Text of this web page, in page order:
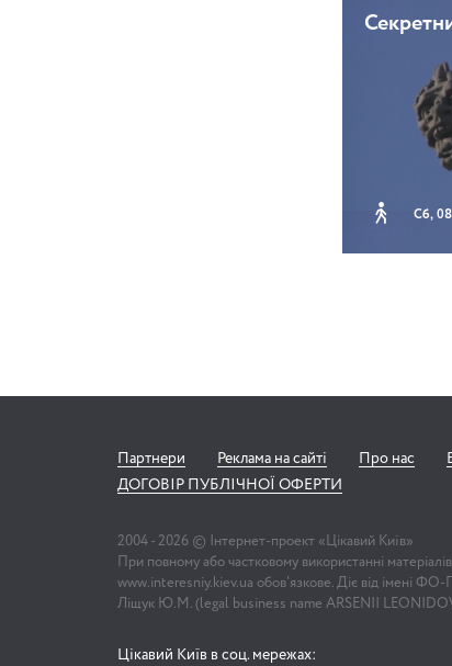
Сб,
Партнери Реклама на сайті Про нас
ДОГОВІР ПУБЛІЧНОЇ ОФЕРТИ
2004 - 2026 © Інтернет-проект «Цікавий Київ»
При повному або частковому використанні
www.interesniy.kiev.ua обов'язкове. Діє від імені
Ліщук Ю.М. (legal business name ARSENII
Цікавий Київ в соц. мережах: